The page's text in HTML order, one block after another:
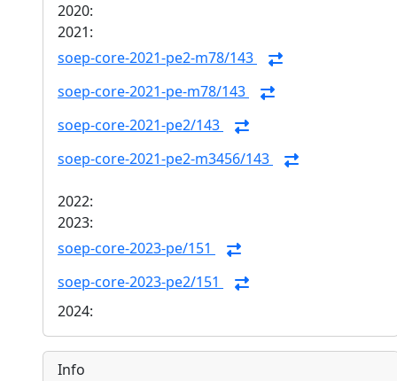
2020:
2021:
soep-core-2021-pe2-m78/143
soep-core-2021-pe-m78/143
soep-core-2021-pe2/143
soep-core-2021-pe2-m3456/143
2022:
2023:
soep-core-2023-pe/151
soep-core-2023-pe2/151
2024:
Info